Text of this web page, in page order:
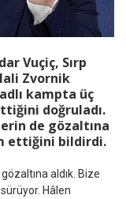
Vuçiç, Sırp
Zvornik
kampta üç
doğruladı.
de gözaltına
ettiğini bildirdi.
aldık. Bize
Hâlen